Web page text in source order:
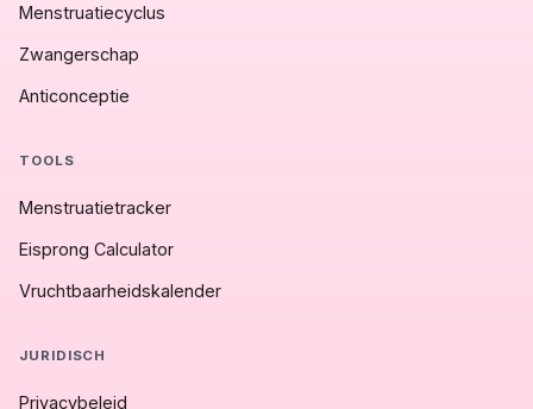
Menstruatiecyclus
Zwangerschap
Anticonceptie
TOOLS
Menstruatietracker
Eisprong Calculator
Vruchtbaarheidskalender
JURIDISCH
Privacybeleid